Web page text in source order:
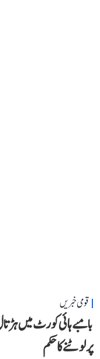
قومی خبریں
بامبے ہائی کورٹ میں
پر لوٹنے کا حکم